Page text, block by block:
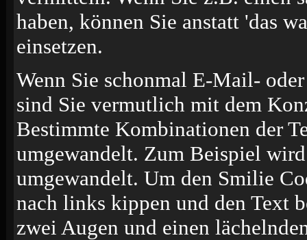
haben, können Sie anstatt 'das
einsetzen.
Wenn Sie schonmal E-Mail-
sind Sie vermutlich mit dem
Bestimmte Kombinationen der
umgewandelt. Zum Beispiel
umgewandelt. Um den Smilie
nach links kippen und den Text
zwei Augen und einen